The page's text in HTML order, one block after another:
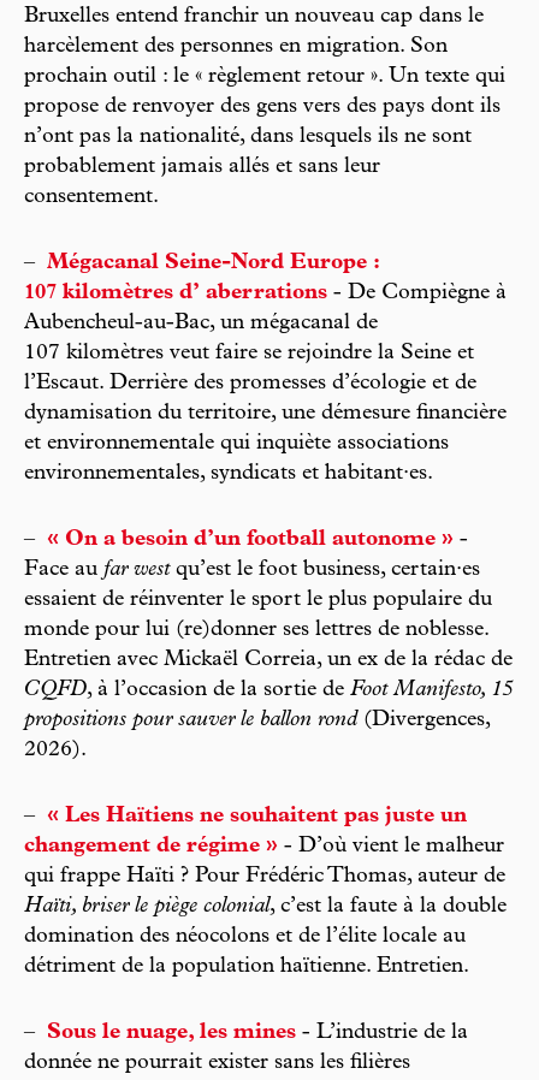
Bruxelles entend franchir un nouveau cap dans le
harcèlement des personnes en migration. Son
prochain outil : le « règlement retour ». Un texte qui
propose de renvoyer des gens vers des pays dont ils
n’ont pas la nationalité, dans lesquels ils ne sont
probablement jamais allés et sans leur
consentement.
– Mégacanal Seine-Nord Europe :
107 kilomètres d’ aberrations - De Compiègne à
Aubencheul-au-Bac, un mégacanal de
107 kilomètres veut faire se rejoindre la Seine et
l’Escaut. Derrière des promesses d’écologie et de
dynamisation du territoire, une démesure financière
et environnementale qui inquiète associations
environnementales, syndicats et habitant·es.
– « On a besoin d’un football autonome » -
Face au far west qu’est le foot business, certain·es
essaient de réinventer le sport le plus populaire du
monde pour lui (re)donner ses lettres de noblesse.
Entretien avec Mickaël Correia, un ex de la rédac de
CQFD, à l’occasion de la sortie de Foot Manifesto, 15
propositions pour sauver le ballon rond(Divergences,
2026).
–
« Les Haïtiens ne souhaitent pas juste un
changement de régime » - D’où vient le malheur
qui frappe Haïti ? Pour Frédéric Thomas, auteur de
Haïti, briser le piège colonial, c’est la faute à la double
domination des néocolons et de l’élite locale au
détriment de la population haïtienne. Entretien.
– Sous le nuage, les mines - L’industrie de la
donnée ne pourrait exister sans les filières